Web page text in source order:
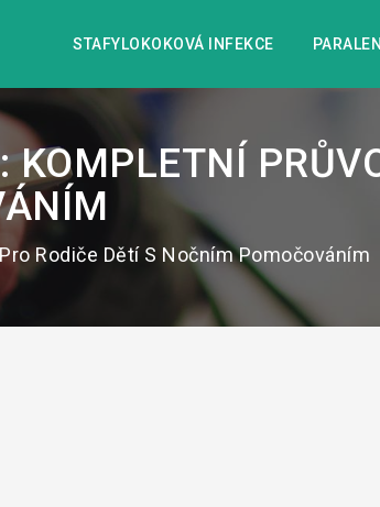
STAFYLOKOKOVÁ INFEKCE
Rodiče Dětí S Nočním Pomočováním